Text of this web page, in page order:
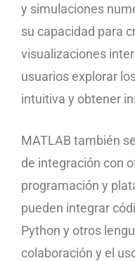
y simulaciones
su capacidad para
visualizaciones
usuarios explorar
intuitiva y obtener
MATLAB también
de integración con
programación y
pueden integrar
Python y otros
colaboración y el